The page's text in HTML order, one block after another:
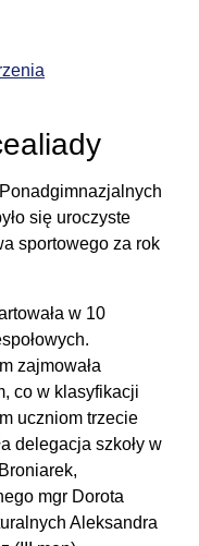
się uroczyste
sportowego za rok
w 10
zajmowała
co w klasyfikacji
uczniom trzecie
delegacja szkoły w
mgr Dorota
Aleksandra